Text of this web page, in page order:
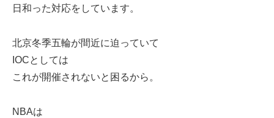
日和った対応をしています。
北京冬季五輪が間近に迫っていて
IOCとしては
これが開催されないと困るから。
NBAは